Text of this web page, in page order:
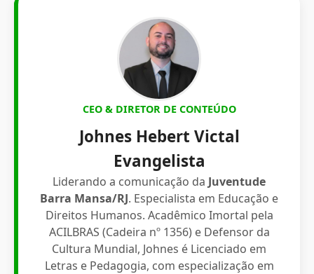
CEO & DIRETOR DE CONTEÚDO
Johnes Hebert Victal
Evangelista
Liderando a comunicação da Juventude
Barra Mansa/RJ. Especialista em Educação e
Direitos Humanos. Acadêmico Imortal pela
ACILBRAS (Cadeira nº 1356) e Defensor da
Cultura Mundial, Johnes é Licenciado em
Letras e Pedagogia, com especialização em